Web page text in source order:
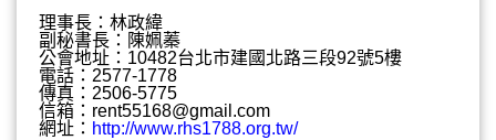
理事長：林政緯
副秘書長：陳姵蓁
公會地址：10482台北市建國北路三段92號5樓
電話：2577-1778
傳真：2506-5775
信箱： rent55168@gmail.com
網址： http://www.rhs1788.org.tw/